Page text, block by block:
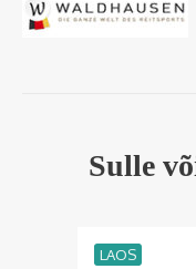
Sulle
LAOS